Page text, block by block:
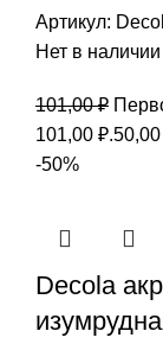
Артикул:
Нет в наличии
101,00₽
101,00 ₽.50,00
-50%
Decola